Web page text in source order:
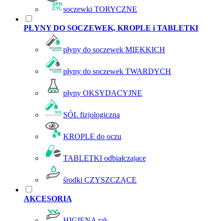
soczewki TORYCZNE
PŁYNY DO SOCZEWEK, KROPLE i TABLETKI
płyny do soczewek MIĘKKICH
płyny do soczewek TWARDYCH
płyny OKSYDACYJNE
SÓL fizjologiczna
KROPLE do oczu
TABLETKI odbiałczajace
środki CZYSZCZĄCE
AKCESORIA